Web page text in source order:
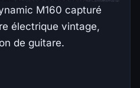
M160 capturé
électrique vintage,
de guitare.